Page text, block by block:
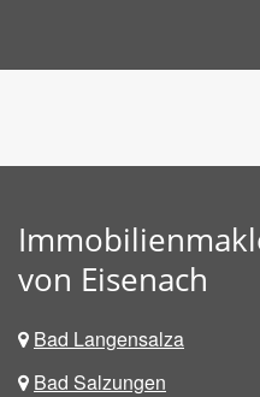
von Eisenach
Bad Langensalza
Bad Salzungen